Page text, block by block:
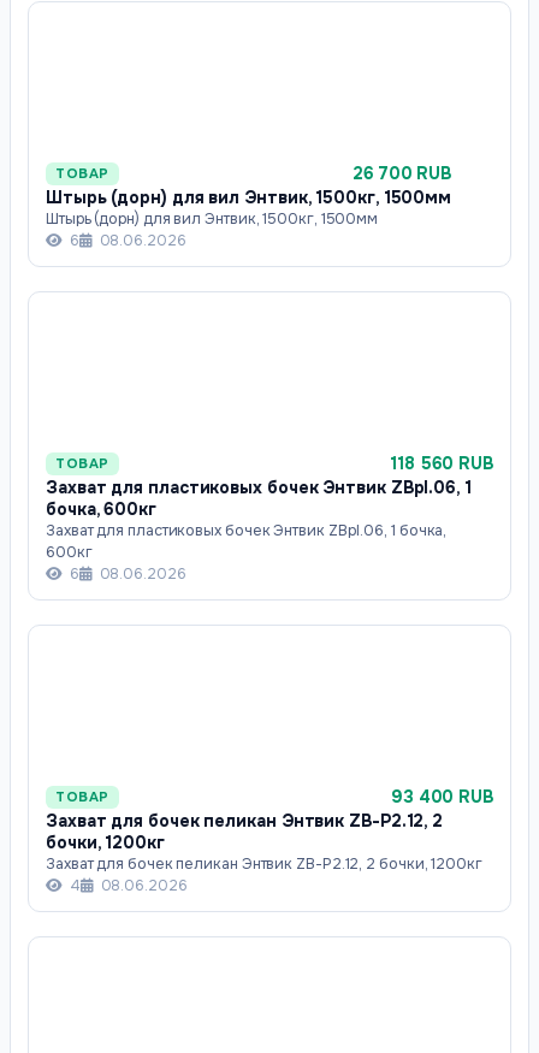
ТОВАР
26 700 RUB
Штырь (дорн) для вил Энтвик, 1500кг, 1500мм
Штырь (дорн) для вил Энтвик, 1500кг, 1500мм
6
08.06.2026
ТОВАР
118 560 RUB
Захват для пластиковых бочек Энтвик ZBpl.06, 1
бочка, 600кг
Захват для пластиковых бочек Энтвик ZBpl.06, 1 бочка,
600кг
6
08.06.2026
ТОВАР
93 400 RUB
Захват для бочек пеликан Энтвик ZB-P2.12, 2
бочки, 1200кг
Захват для бочек пеликан Энтвик ZB-P2.12, 2 бочки, 1200кг
4
08.06.2026